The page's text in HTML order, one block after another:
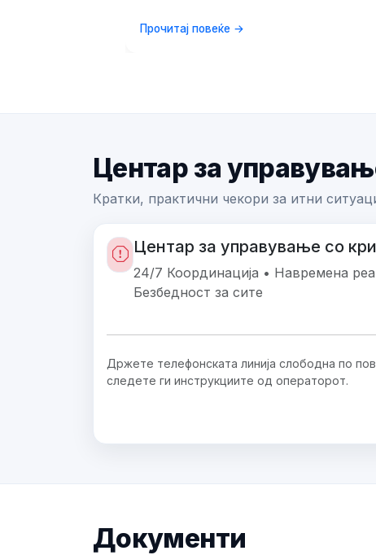
Прочитај повеќе →
Центар за
Кратки, практични чекори за итни
Центар за управување со
24/7 Координација • Навремена
Безбедност за сите
Држете телефонската линија слободна по
следете ги инструкциите од операторот.
Документи